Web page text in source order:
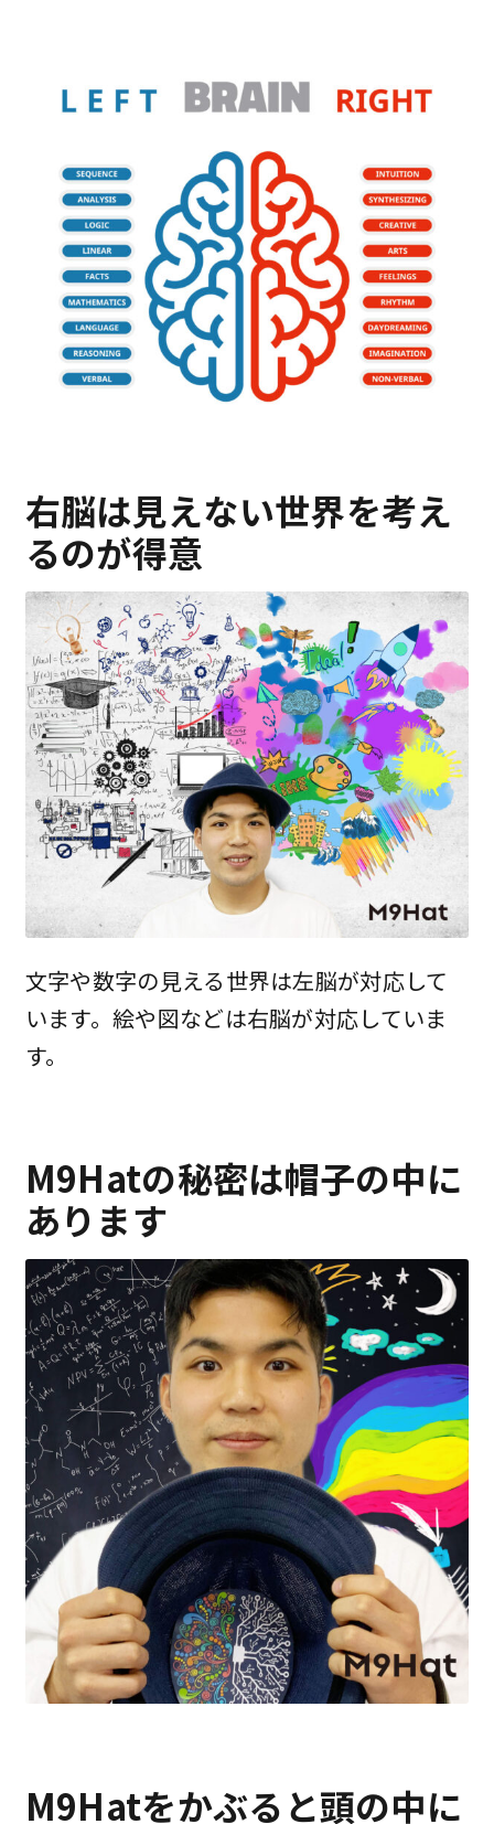
右脳は見えない世界を考え
るのが得意
文字や数字の見える世界は左脳が対応して
います。絵や図などは右脳が対応していま
す。
M9Hatの秘密は帽子の中に
あります
M9Hatをかぶると頭の中に